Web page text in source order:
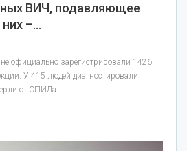
ВИЧ, подавляющее
–…
официально зарегистрировали 1426
У 415 людей диагностировали
от СПИДа.